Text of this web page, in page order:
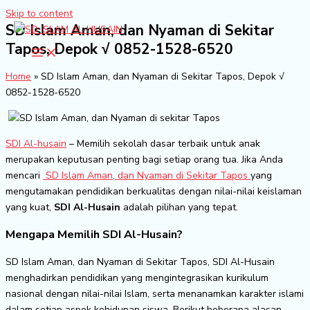
Skip to content
SD Islam Aman, dan Nyaman di Sekitar
Tapos, Depok √ 0852-1528-6520
Home » SD Islam Aman, dan Nyaman di Sekitar Tapos, Depok √
0852-1528-6520
SDI Al-husain – Memilih sekolah dasar terbaik untuk anak
merupakan keputusan penting bagi setiap orang tua. Jika Anda
mencari SD Islam Aman, dan Nyaman di Sekitar Tapos yang
mengutamakan pendidikan berkualitas dengan nilai-nilai keislaman
yang kuat, SDI Al-Husain adalah pilihan yang tepat.
Mengapa Memilih SDI Al-Husain?
SD Islam Aman, dan Nyaman di Sekitar Tapos, SDI Al-Husain
menghadirkan pendidikan yang mengintegrasikan kurikulum
nasional dengan nilai-nilai Islam, serta menanamkan karakter islami